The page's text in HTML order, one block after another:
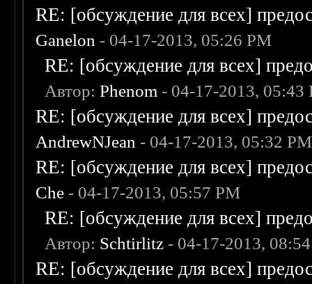
RE: [обсуждение для всех]
Ganelon - 04-17-2013, 05:26 PM
RE: [обсуждение для всех]
Автор:Phenom - 04-17-2013, 05:43
RE: [обсуждение для всех]
AndrewNJean - 04-17-2013, 05:32 PM
RE: [обсуждение для всех]
Che - 04-17-2013, 05:57 PM
RE: [обсуждение для всех]
Автор: Schtirlitz - 04-17-2013,
RE: [обсуждение для всех]